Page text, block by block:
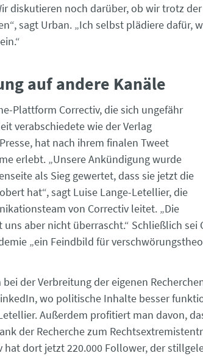
diskutieren noch darüber, ob wir trotz
sagt Urban. „Ich selbst plädiere dafür,
auf andere Kanäle
Plattform Correctiv, die sich ungefähr
verabschiedete wie der Verlag
hat nach ihrem finalen Tweet
erlebt. „Unsere Ankündigung wurde
als Sieg gewertet, dass sie jetzt die
hat“, sagt Luise Lange-Letellier, die
von Correctiv leitet. „Die
uns aber nicht überrascht.“ Schließlich
„ein Feindbild für
bei der Verbreitung der eigenen
wo politische Inhalte besser
Außerdem profitiert man davon,
der Recherche zum
hat dort jetzt 220.000 Follower, der